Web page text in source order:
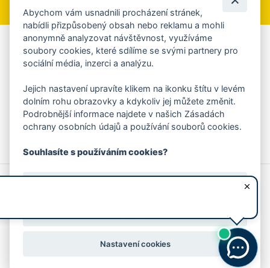
Aplikace Mobilní rozhlas
Chcete dostávat do svého mobilu či mailu upozornění na
ankety, pozvánky na kulturní a sportovní akce?
Více informací o aplikaci
© 2026 Magistrát města Zlína
Prohlášení o používání cookies
Abychom vám usnadnili procházení stránek,
nabídli přizpůsobený obsah nebo reklamu a mohli
anonymně analyzovat návštěvnost, využíváme
soubory cookies, které sdílíme se svými partnery pro
sociální média, inzerci a analýzu.
Jejich nastavení upravíte klikem na ikonku štítu v levém
dolním rohu obrazovky a kdykoliv jej můžete změnit.
Podrobnější informace najdete v našich Zásadách
ochrany osobních údajů a používání souborů cookies.
Souhlasíte s používáním cookies?
Nastavení cookies